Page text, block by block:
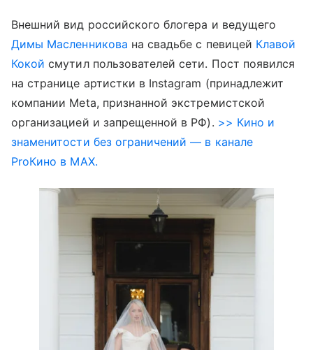
Внешний вид российского блогера и ведущего
Димы Масленникова на свадьбе с певицей Клавой
Кокой смутил пользователей сети. Пост появился
на странице артистки в Instagram (принадлежит
компании Meta, признанной экстремистской
организацией и запрещенной в РФ). >> Кино и
знаменитости без ограничений — в канале
ProКино в MAX.